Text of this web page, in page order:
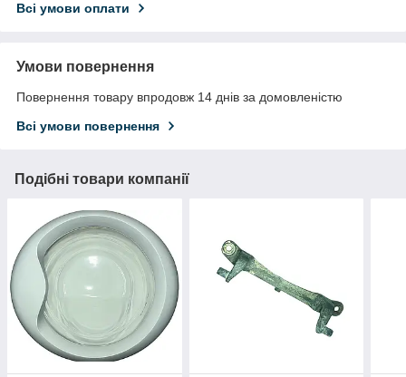
Всі умови оплати
Умови повернення
Повернення товару впродовж 14 днів за домовленістю
Всі умови повернення
Подібні товари компанії